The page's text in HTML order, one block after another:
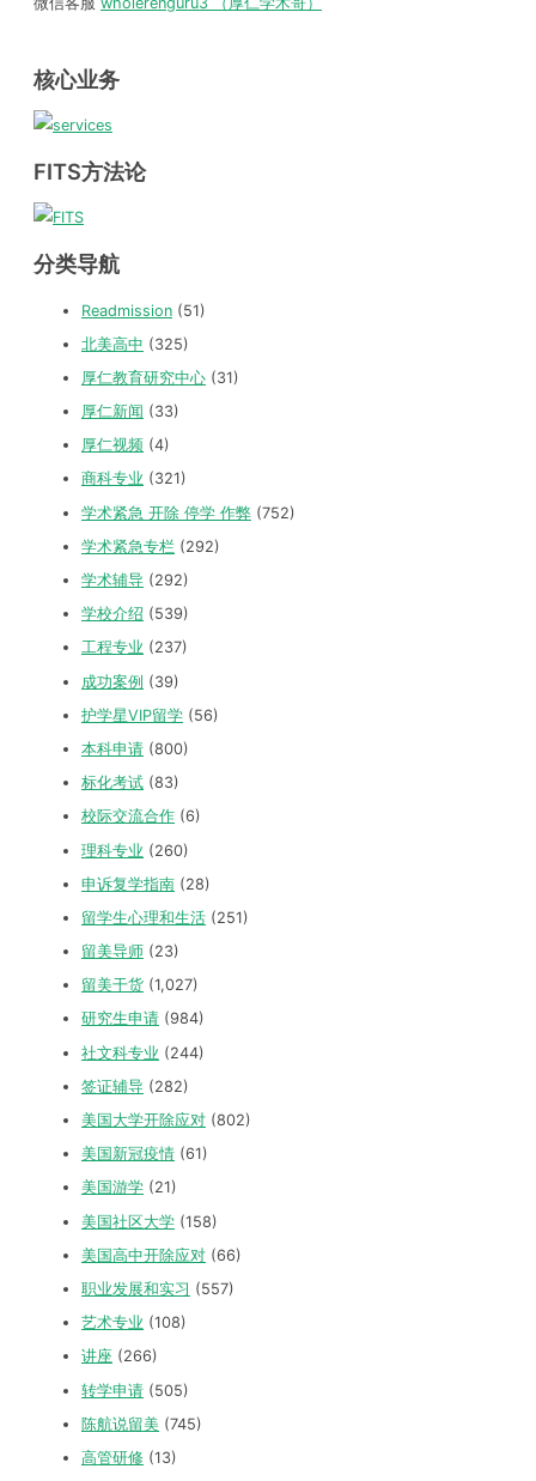
核心业务
FITS方法论
分类导航
Readmission (51)
北美高中 (325)
厚仁教育研究中心 (31)
厚仁新闻 (33)
厚仁视频 (4)
商科专业 (321)
学术紧急 开除 停学 作弊 (752)
学术紧急专栏 (292)
学术辅导 (292)
学校介绍 (539)
工程专业 (237)
成功案例 (39)
护学星VIP留学 (56)
本科申请 (800)
标化考试 (83)
校际交流合作 (6)
理科专业 (260)
申诉复学指南 (28)
留学生心理和生活 (251)
留美导师 (23)
留美干货 (1,027)
研究生申请 (984)
社文科专业 (244)
签证辅导 (282)
美国大学开除应对 (802)
美国新冠疫情 (61)
美国游学 (21)
美国社区大学 (158)
美国高中开除应对 (66)
职业发展和实习 (557)
艺术专业 (108)
讲座 (266)
转学申请 (505)
陈航说留美 (745)
高管研修 (13)